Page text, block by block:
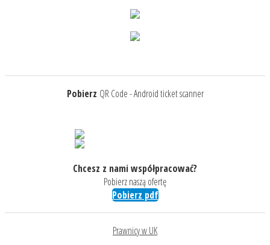
Pobierz QR Code - Android ticket scanner
Chcesz z nami współpracować?
Pobierz naszą ofertę
Pobierz pdf
Prawnicy w UK